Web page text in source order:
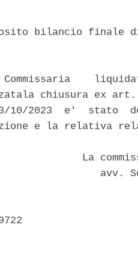
bilancio finale
Commissaria
chiusura ex
10/2023  e'
e la relativa
La
avv.